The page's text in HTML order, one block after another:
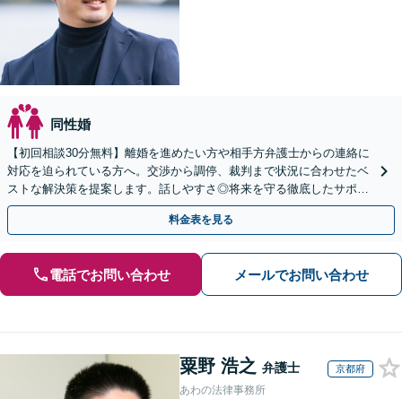
同性婚
【初回相談30分無料】離婚を進めたい方や相手方弁護士からの連絡に
対応を迫られている方へ。交渉から調停、裁判まで状況に合わせたベ
ストな解決策を提案します。話しやすさ◎将来を守る徹底したサポー
トをいたします【滋賀県・大阪府・京都府対応】
料金表を見る
電話でお問い合わせ メールでお問い合わせ
粟野 浩之 弁護士 京都府
あわの法律事務所